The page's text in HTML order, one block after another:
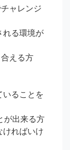
ャレンジ
れる環境が
える方
いることを
が出来る方
ければいけ